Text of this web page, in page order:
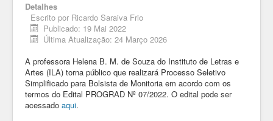
Detalhes
Escrito por Ricardo Saraiva Frio
Publicado: 19 Mai 2022
Última Atualização: 24 Março 2026
A professora Helena B. M. de Souza do Instituto de Letras e
Artes (ILA) torna público que realizará Processo Seletivo
Simplificado para Bolsista de Monitoria em acordo com os
termos do Edital PROGRAD Nº 07/2022. O edital pode ser
acessado aqui.